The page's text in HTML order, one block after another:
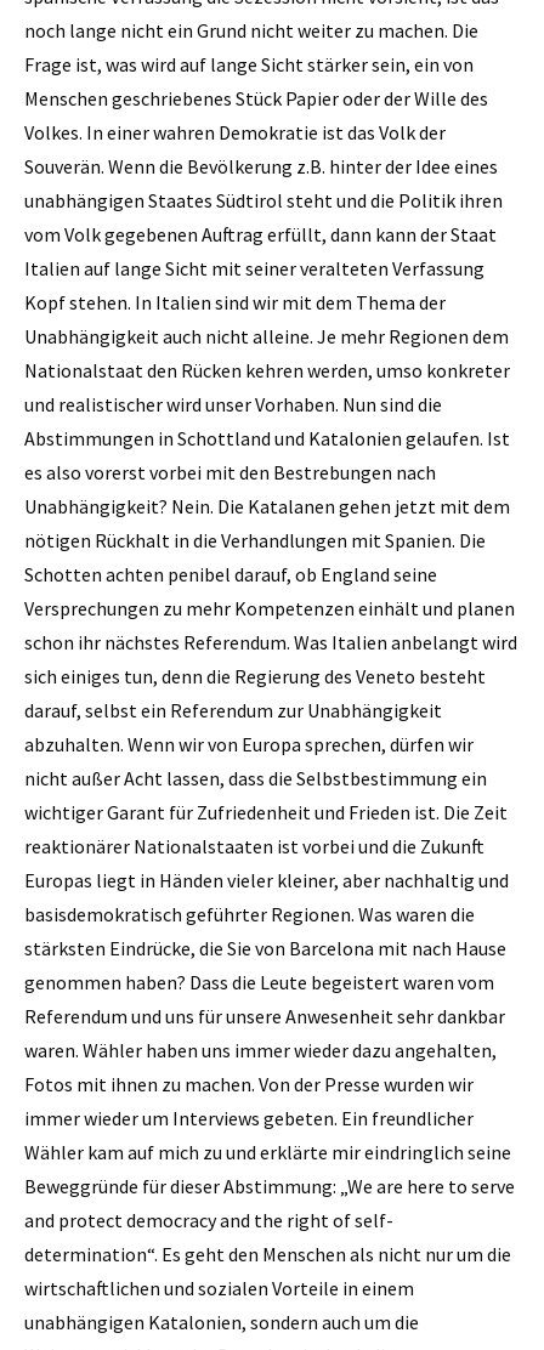
noch lange nicht ein Grund nicht weiter zu machen. Die
Frage ist, was wird auf lange Sicht stärker sein, ein von
Menschen geschriebenes Stück Papier oder der Wille des
Volkes. In einer wahren Demokratie ist das Volk der
Souverän. Wenn die Bevölkerung z.B. hinter der Idee eines
unabhängigen Staates Südtirol steht und die Politik ihren
vom Volk gegebenen Auftrag erfüllt, dann kann der Staat
Italien auf lange Sicht mit seiner veralteten Verfassung
Kopf stehen. In Italien sind wir mit dem Thema der
Unabhängigkeit auch nicht alleine. Je mehr Regionen dem
Nationalstaat den Rücken kehren werden, umso konkreter
und realistischer wird unser Vorhaben. Nun sind die
Abstimmungen in Schottland und Katalonien gelaufen. Ist
es also vorerst vorbei mit den Bestrebungen nach
Unabhängigkeit? Nein. Die Katalanen gehen jetzt mit dem
nötigen Rückhalt in die Verhandlungen mit Spanien. Die
Schotten achten penibel darauf, ob England seine
Versprechungen zu mehr Kompetenzen einhält und planen
schon ihr nächstes Referendum. Was Italien anbelangt wird
sich einiges tun, denn die Regierung des Veneto besteht
darauf, selbst ein Referendum zur Unabhängigkeit
abzuhalten. Wenn wir von Europa sprechen, dürfen wir
nicht außer Acht lassen, dass die Selbstbestimmung ein
wichtiger Garant für Zufriedenheit und Frieden ist. Die Zeit
reaktionärer Nationalstaaten ist vorbei und die Zukunft
Europas liegt in Händen vieler kleiner, aber nachhaltig und
basisdemokratisch geführter Regionen. Was waren die
stärksten Eindrücke, die Sie von Barcelona mit nach Hause
genommen haben? Dass die Leute begeistert waren vom
Referendum und uns für unsere Anwesenheit sehr dankbar
waren. Wähler haben uns immer wieder dazu angehalten,
Fotos mit ihnen zu machen. Von der Presse wurden wir
immer wieder um Interviews gebeten. Ein freund­licher
Wähler kam auf mich zu und erklärte mir eindringlich seine
Beweggründe für dieser Abstimmung: „We are here to serve
and protect democracy and the right of self-
determination“. Es geht den Menschen als nicht nur um die
wirtschaftlichen und sozialen Vorteile in einem
unabhängigen Katalonien, sondern auch um die